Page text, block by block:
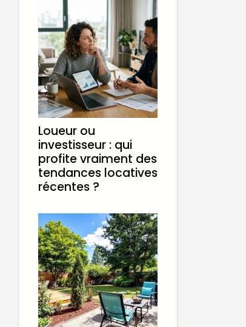
Loueur ou
investisseur : qui
profite vraiment des
tendances locatives
récentes ?